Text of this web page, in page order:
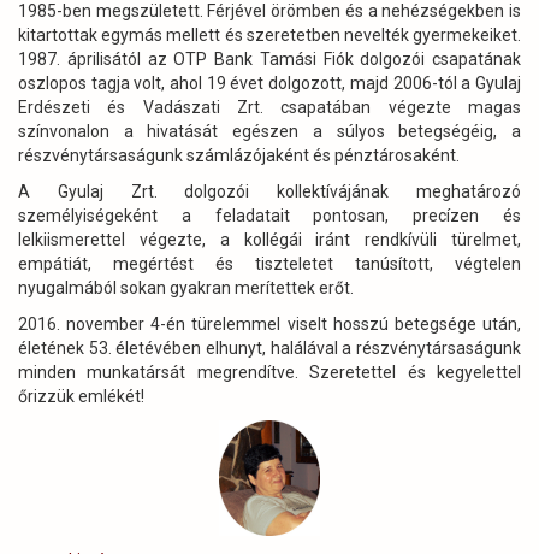
1985-ben megszületett. Férjével örömben és a nehézségekben is
kitartottak egymás mellett és szeretetben nevelték gyermekeiket.
1987. áprilisától az OTP Bank Tamási Fiók dolgozói csapatának
oszlopos tagja volt, ahol 19 évet dolgozott, majd 2006-tól a Gyulaj
Erdészeti és Vadászati Zrt. csapatában végezte magas
színvonalon a hivatását egészen a súlyos betegségéig, a
részvénytársaságunk számlázójaként és pénztárosaként.
A Gyulaj Zrt. dolgozói kollektívájának meghatározó
személyiségeként a feladatait pontosan, precízen és
lelkiismerettel végezte, a kollégái iránt rendkívüli türelmet,
empátiát, megértést és tiszteletet tanúsított, végtelen
nyugalmából sokan gyakran merítettek erőt.
2016. november 4-én türelemmel viselt hosszú betegsége után,
életének 53. életévében elhunyt, halálával a részvénytársaságunk
minden munkatársát megrendítve. Szeretettel és kegyelettel
őrizzük emlékét!